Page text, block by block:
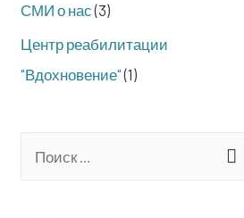
СМИ о нас(3)
Центр реабилитации
"Вдохновение"(1)